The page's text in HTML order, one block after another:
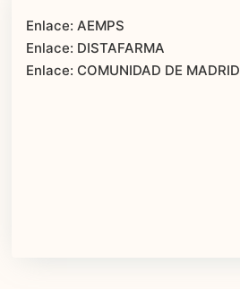
Enlace: AEMPS
Enlace: DISTAFARMA
Enlace: COMUNIDAD DE MADRID